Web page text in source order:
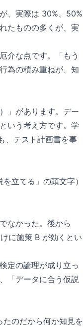
、実際は 30%、50%
たものの多くが、実
介な点です。「もう
為の積み重ねが、知
」があります。デー
いう考え方です。学
、テスト計画書を事
立てる」の頭文字）
なかった。後から
に施策 B が効くとい
定の論理が成り立っ
「データに合う仮説
のだから何か知見を